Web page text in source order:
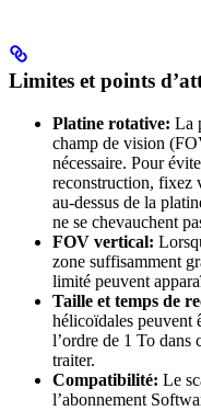
Limites et points
Platine rotative: La
champ de vision
nécessaire. Pour
reconstruction, fixez
au-dessus de la
ne se chevauchent
FOV vertical:
zone suffisamment
limité peuvent
Taille et temps de
hélicoïdales peuvent
l’ordre de 1 To dans
traiter.
Compatibilité: Le
l’abonnement